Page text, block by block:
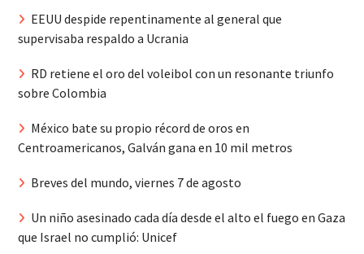
EEUU despide repentinamente al general que
supervisaba respaldo a Ucrania
RD retiene el oro del voleibol con un resonante triunfo
sobre Colombia
México bate su propio récord de oros en
Centroamericanos, Galván gana en 10 mil metros
Breves del mundo, viernes 7 de agosto
Un niño asesinado cada día desde el alto el fuego en Gaza
que Israel no cumplió: Unicef